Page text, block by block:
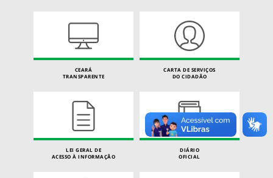
CEARÁ
TRANSPARENTE
CARTA DE SERVIÇOS
DO CIDADÃO
LEI GERAL DE
ACESSO À INFORMAÇÃO
DIÁRIO
OFICIAL